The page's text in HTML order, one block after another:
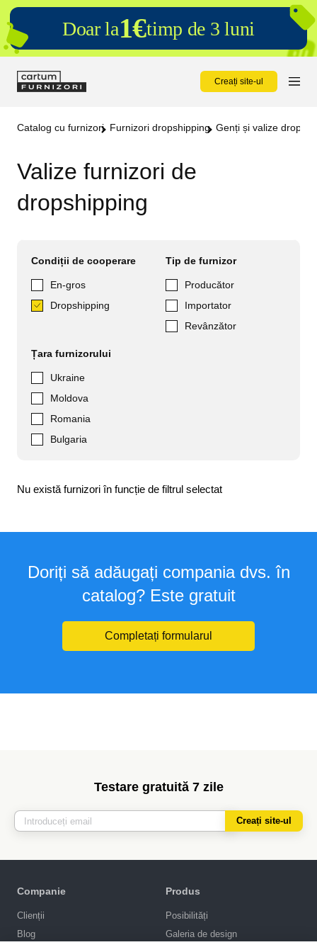
Doar la1€timp de 3 luni
Creați site-ul
Catalog cu furnizori Furnizori dropshipping Genți și valize
Valize furnizori de
dropshipping
Condiții de cooperare
En-gros
Dropshipping
Tip de furnizor
Producător
Importator
Revânzător
Țara furnizorului
Ukraine
Moldova
Romania
Bulgaria
Nu există furnizori în funcție de filtrul selectat
Doriți să adăugați compania dvs. în
catalog? Este gratuit
Completați formularul
Testare gratuită 7 zile
Creați site-ul
Companie
Clienții
Blog
Produs
Posibilități
Galeria de design